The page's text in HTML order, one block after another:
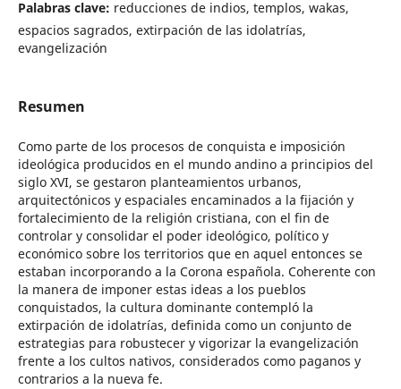
Palabras clave: reducciones de indios, templos, wakas,
espacios sagrados, extirpación de las idolatrías,
evangelización
Resumen
Como parte de los procesos de conquista e imposición
ideológica producidos en el mundo andino a principios del
siglo XVI, se gestaron planteamientos urbanos,
arquitectónicos y espaciales encaminados a la fijación y
fortalecimiento de la religión cristiana, con el fin de
controlar y consolidar el poder ideológico, político y
económico sobre los territorios que en aquel entonces se
estaban incorporando a la Corona española. Coherente con
la manera de imponer estas ideas a los pueblos
conquistados, la cultura dominante contempló la
extirpación de idolatrías, definida como un conjunto de
estrategias para robustecer y vigorizar la evangelización
frente a los cultos nativos, considerados como paganos y
contrarios a la nueva fe.